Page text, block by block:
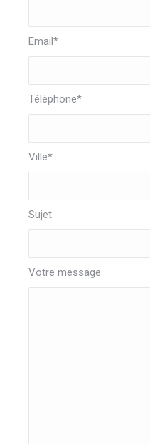
Email*
Téléphone*
Ville*
Sujet
Votre message